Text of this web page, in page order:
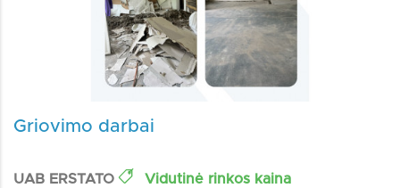
Griovimo darbai
UAB ERSTATO Vidutinė rinkos kaina